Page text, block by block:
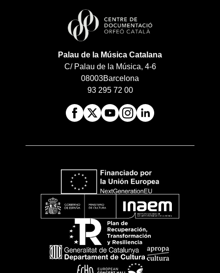
Palau de la Música Catalana
C/ Palau de la Música, 4-6
08003Barcelona
93 295 72 00